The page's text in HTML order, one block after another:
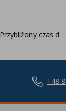
dostawy3 dni
+48